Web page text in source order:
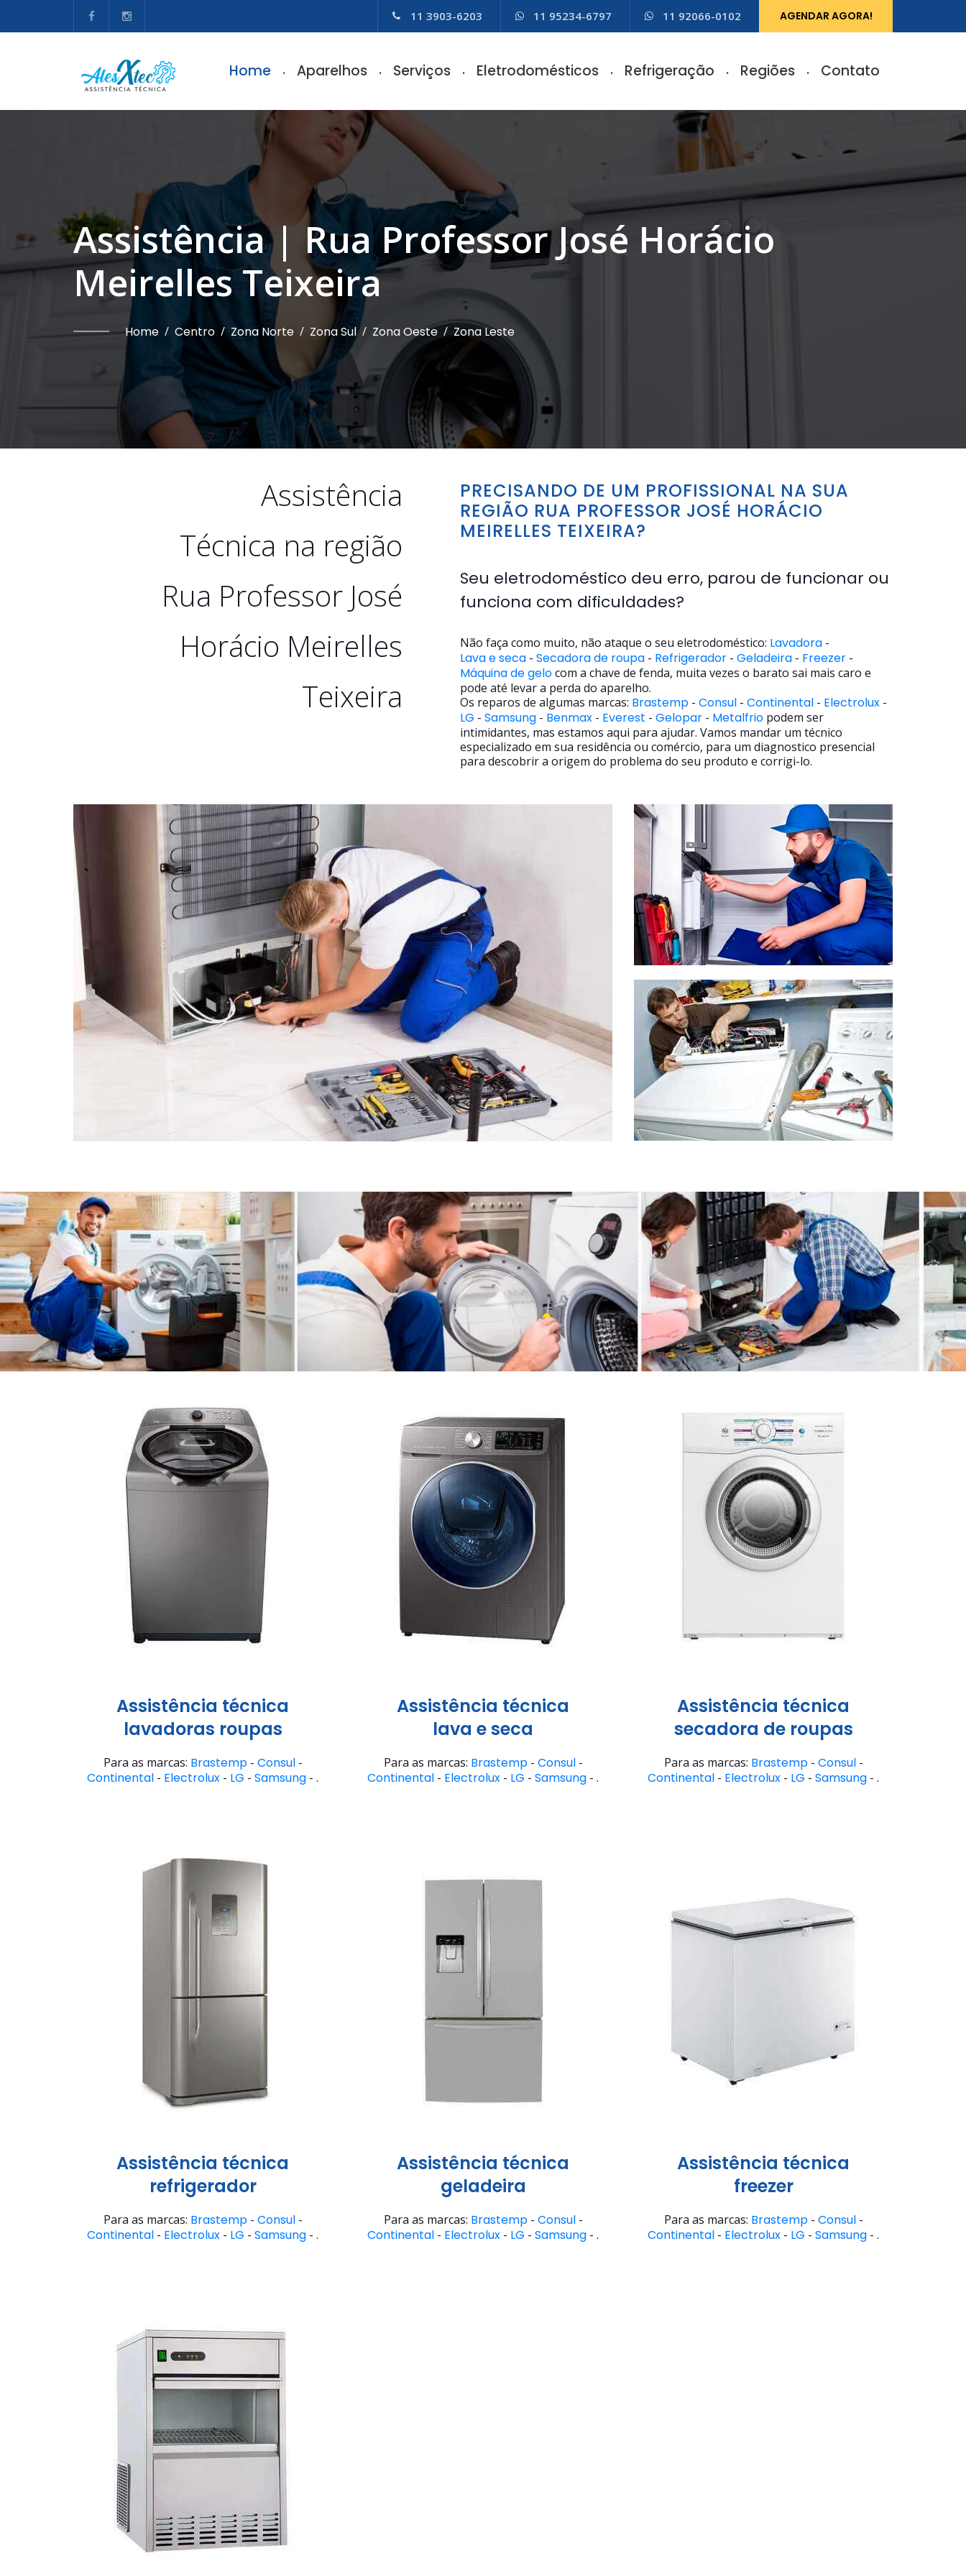
11 3903-6203 11 95234-6797 11 92066-0102 AGENDAR AGORA!
Home Aparelhos Serviços Eletrodomésticos Refrigeração Regiões Contato
Assistência | Rua Professor José Horácio
Meirelles Teixeira
Home / Centro / Zona Norte / Zona Sul / Zona Oeste / Zona Leste
Assistência
Técnica na região
Rua Professor José
Horácio Meirelles
Teixeira
PRECISANDO DE UM PROFISSIONAL NA SUA
REGIÃO RUA PROFESSOR JOSÉ HORÁCIO
MEIRELLES TEIXEIRA?
Seu eletrodoméstico deu erro, parou de funcionar ou
funciona com dificuldades?
Não faça como muito, não ataque o seu eletrodoméstico: Lavadora-
Lava e seca- Secadora de roupa- Refrigerador- Geladeira- Freezer-
Máquina de gelocom a chave de fenda, muita vezes o barato sai mais caro e
pode até levar a perda do aparelho.
Os reparos de algumas marcas: Brastemp- Consul- Continental- Electrolux-
LG - Samsung- Benmax- Everest - Gelopar- Metalfriopodem ser
intimidantes, mas estamos aqui para ajudar. Vamos mandar um técnico
especializado em sua residência ou comércio, para um diagnostico presencial
para descobrir a origem do problema do seu produto e corrigi-lo.
Assistência técnica
lavadoras roupas
Para as marcas: Brastemp- Consul-
Continental - Electrolux - LG - Samsung - .
Assistência técnica
lava e seca
Para as marcas: Brastemp- Consul-
Continental - Electrolux - LG - Samsung - .
Assistência técnica
secadora de roupas
Para as marcas: Brastemp- Consul-
Continental - Electrolux - LG - Samsung - .
Assistência técnica
refrigerador
Para as marcas: Brastemp- Consul-
Continental - Electrolux - LG - Samsung - .
Assistência técnica
geladeira
Para as marcas: Brastemp- Consul-
Continental - Electrolux - LG - Samsung - .
Assistência técnica
freezer
Para as marcas: Brastemp- Consul-
Continental - Electrolux - LG - Samsung - .